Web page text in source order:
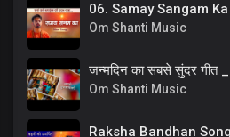
Om Shanti Music
Om Shanti Music